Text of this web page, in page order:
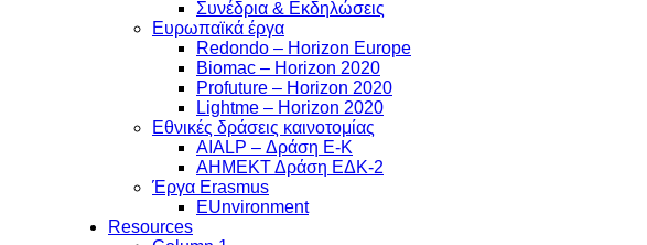
Συνέδρια & Εκδηλώσεις
Ευρωπαϊκά έργα
Redondo – Horizon Europe
Biomac – Horizon 2020
Profuture – Horizon 2020
Lightme – Horizon 2020
Εθνικές δράσεις καινοτομίας
AIALP – Δράση Ε-Κ
ΑΗΜΕΚΤ Δράση ΕΔΚ-2
Έργα Erasmus
EUnvironment
Resources